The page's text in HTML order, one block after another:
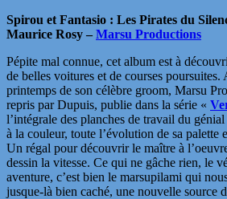
Spirou et Fantasio : Les Pirates du
Maurice Rosy –Marsu Productions
Pépite mal connue, cet album est à
de belles voitures et de courses poursuites.
printemps de son célèbre groom, Marsu
repris par Dupuis, publie dans la série «
l’intégrale des planches de travail du
à la couleur, toute l’évolution de sa
Un régal pour découvrir le maître à
dessin la vitesse. Ce qui ne gâche rien, le
aventure, c’est bien le marsupilami qui
jusque-là bien caché, une nouvelle source